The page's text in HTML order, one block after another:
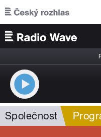
Přejít k hlavnímu obsahu
Společnost